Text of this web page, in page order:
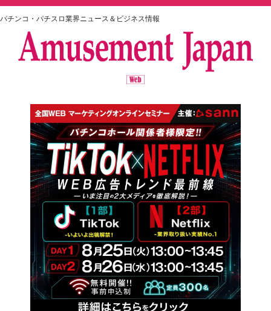
パチンコ・パチスロ業界ニュース＆ビジネス情報